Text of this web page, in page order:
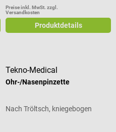
Preise inkl. MwSt. zzgl.
Versandkosten
Produktdetails
Tekno-Medical
Ohr-/Nasenpinzette
Nach Tröltsch, kniegebogen